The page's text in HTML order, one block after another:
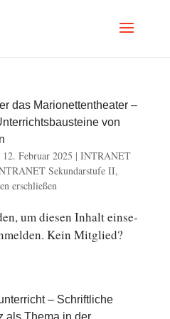
das Marionettentheater –
von
12. Februar 2025 | INTRANET
Sekundarstufe II,
erschließen
um diesen Inhalt ein­se­
Kein Mit­glied?
– Schriftliche
als Thema in der